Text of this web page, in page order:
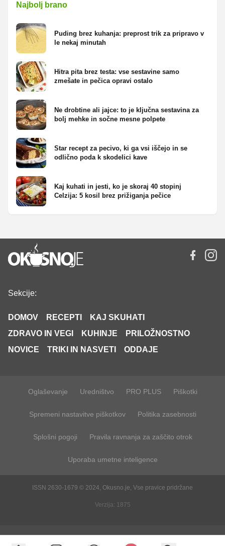
Najbolj brano
Puding brez kuhanja: preprost trik za pripravo v
le nekaj minutah
Hitra pita brez testa: vse sestavine samo
zmešate in pečica opravi ostalo
Ne drobtine ali jajce: to je ključna sestavina za
bolj mehke in sočne mesne polpete
Star recept za pecivo, ki ga vsi iščejo in se
odlično poda k skodelici kave
Kaj kuhati in jesti, ko je skoraj 40 stopinj
Celzija: 5 kosil brez prižiganja pečice
Sekcije:
DOMOV RECEPTI
KAJ SKUHATI
ZDRAVO IN VEGI
KUHINJE
PRILOŽNOSTNO
NOVICE
TRIKI IN NASVETI ODDAJE
Oglaševanje Uredništvo PRO PLUS Piškotki
Spremeni nastavitve piškotkov Politika zasebnosti
Splošni pogoji Pravila ravnanja za zaščito otrok
Uporaba umetne inteligence
ISSN 2630-1679 © 2024, Okusno.je, Vse pravice pridržane
Verzija: 1875